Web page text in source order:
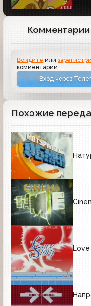
Комментарии
Войдите или
комментарий
Вход через
Похожие